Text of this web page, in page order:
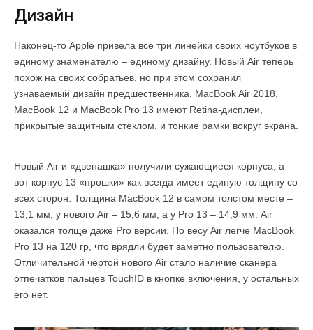
Дизайн
Наконец-то Apple привела все три линейки своих ноутбуков в
единому знаменателю – единому дизайну. Новый Air теперь
похож на своих собратьев, но при этом сохранил
узнаваемый дизайн предшественника. MacBook Air 2018,
MacBook 12 и MacBook Pro 13 имеют Retina-дисплеи,
прикрытые защитным стеклом, и тонкие рамки вокруг экрана.
Новый Air и «двенашка» получили сужающиеся корпуса, а
вот корпус 13 «прошки» как всегда имеет единую толщину со
всех сторон. Толщина MacBook 12 в самом толстом месте –
13,1 мм, у нового Air – 15,6 мм, а у Pro 13 – 14,9 мм. Air
оказался толще даже Pro версии. По весу Air легче MacBook
Pro 13 на 120 гр, что врядли будет заметно пользователю.
Отличительной чертой нового Air стало наличие сканера
отпечатков пальцев TouchID в кнопке включения, у остальных
его нет.